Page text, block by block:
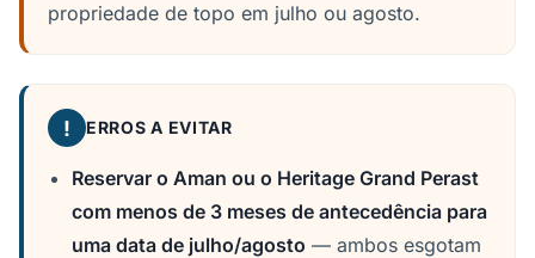
propriedade de topo em julho ou agosto.
! ERROS A EVITAR
Reservar o Aman ou o Heritage Grand Perast
com menos de 3 meses de antecedência para
uma data de julho/agosto — ambos esgotam